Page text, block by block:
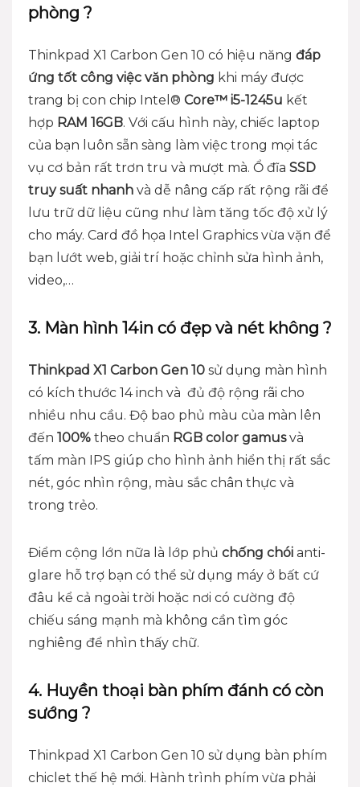
phòng ?
Thinkpad X1 Carbon Gen 10 có hiệu năng đáp
ứng tốt công việc văn phòng khi máy được
trang bị con chip Intel® Core™ i5-1245u kết
hợp RAM 16GB. Với cấu hình này, chiếc laptop
của bạn luôn sẵn sàng làm việc trong mọi tác
vụ cơ bản rất trơn tru và mượt mà. Ổ đĩa SSD
truy suất nhanh và dễ nâng cấp rất rộng rãi để
lưu trữ dữ liệu cũng như làm tăng tốc độ xử lý
cho máy. Card đồ họa Intel Graphics vừa vặn để
bạn lướt web, giải trí hoặc chỉnh sửa hình ảnh,
video,…
3. Màn hình 14in có đẹp và nét không ?
Thinkpad X1 Carbon Gen 10 sử dụng màn hình
có kích thước 14 inch và đủ độ rộng rãi cho
nhiều nhu cầu. Độ bao phủ màu của màn lên
đến 100% theo chuẩn RGB color gamusvà
tấm màn IPS giúp cho hình ảnh hiển thị rất sắc
nét, góc nhìn rộng, màu sắc chân thực và
trong trẻo.
Điểm cộng lớn nữa là lớp phủ chống chói anti-
glare hỗ trợ bạn có thể sử dụng máy ở bất cứ
đâu kể cả ngoài trời hoặc nơi có cường độ
chiếu sáng mạnh mà không cần tìm góc
nghiêng để nhìn thấy chữ.
4. Huyền thoại bàn phím đánh có còn
sướng ?
Thinkpad X1 Carbon Gen 10 sử dụng bàn phím
chiclet thế hệ mới. Hành trình phím vừa phải